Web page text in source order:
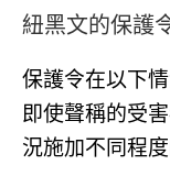
紐黑文的保護
保護令在以下
即使聲稱的受
況施加不同程